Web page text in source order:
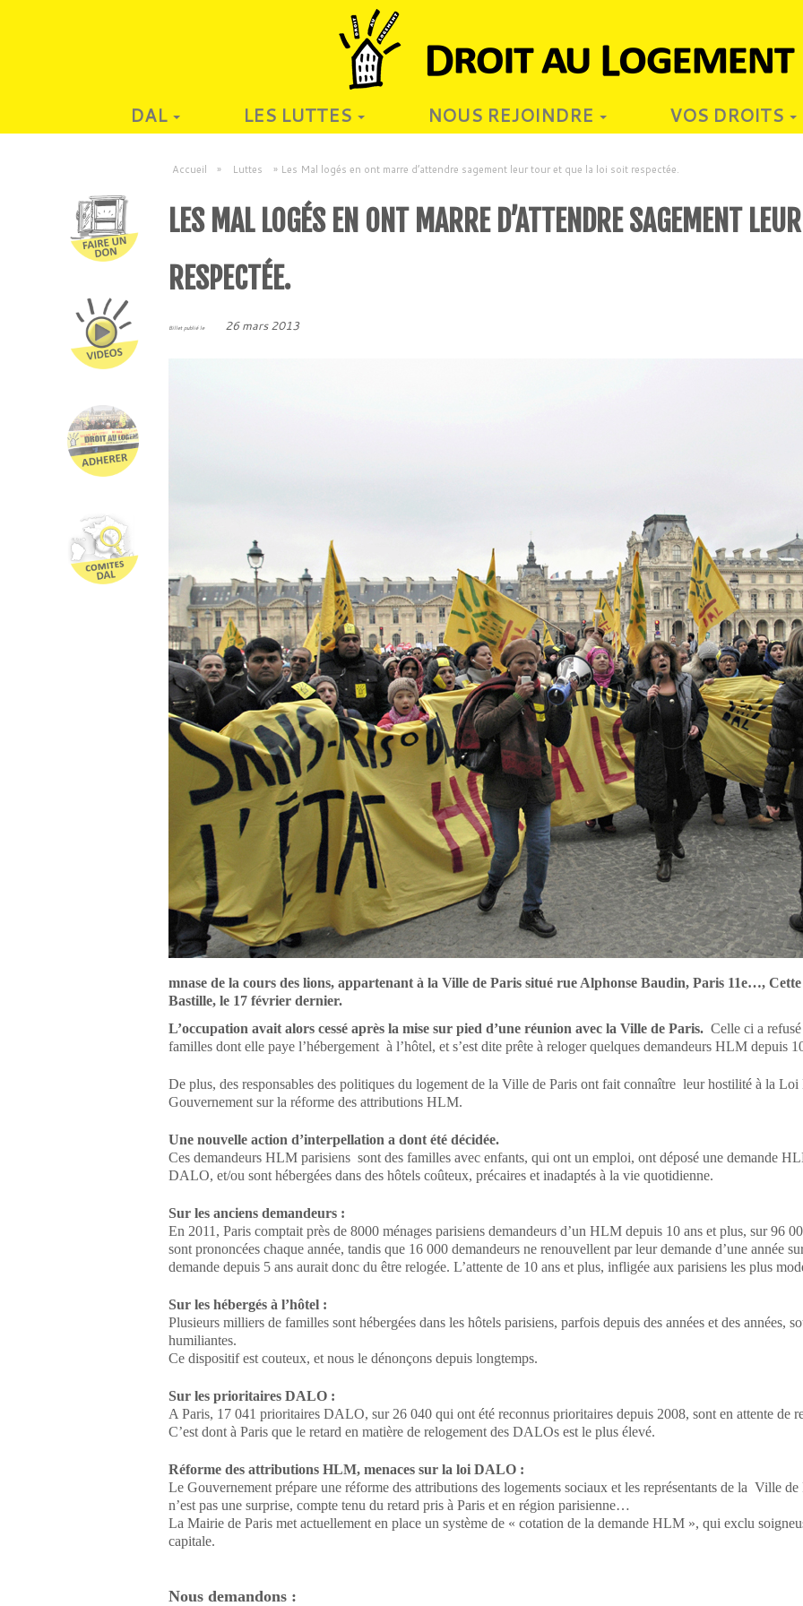
DAL LES LUTTES NOUS REJOINDRE VOS DROITS
Accueil » Luttes » Les Mal logés en ont marre d’attendre sagement leur tour et que la loi soit respectée.
LES MAL LOGÉS EN ONT MARRE D’ATTENDRE SAGEMENT
RESPECTÉE.
Billet publié le 26 mars 2013
mnase de la cours des lions, appartenant à la Ville de Paris situé rue Alphonse Baudin, Paris 11e…,
Bastille, le 17 février dernier.
L’occupation avait alors cessé après la mise sur pied d’une réunion avec la Ville de Paris.Celle ci a
familles dont elle paye l’hébergement à l’hôtel, et s’est dite prête à reloger quelques demandeurs HLM depuis
De plus, des responsables des politiques du logement de la Ville de Paris ont fait connaître leur hostilité à la
Gouvernement sur la réforme des attributions HLM.
Une nouvelle action d’interpellation a dont été décidée.
Ces demandeurs HLM parisiens sont des familles avec enfants, qui ont un emploi, ont déposé une demande
DALO, et/ou sont hébergées dans des hôtels coûteux, précaires et inadaptés à la vie quotidienne.
Sur les anciens demandeurs :
En 2011, Paris comptait près de 8000 ménages parisiens demandeurs d’un HLM depuis 10 ans et plus, sur 96
sont prononcées chaque année, tandis que 16 000 demandeurs ne renouvellent par leur demande d’une année
demande depuis 5 ans aurait donc du être relogée. L’attente de 10 ans et plus, infligée aux parisiens les plus
Sur les hébergés à l’hôtel :
Plusieurs milliers de familles sont hébergées dans les hôtels parisiens, parfois depuis des années et des années,
humiliantes.
Ce dispositif est couteux, et nous le dénonçons depuis longtemps.
Sur les prioritaires DALO :
A Paris, 17 041 prioritaires DALO, sur 26 040 qui ont été reconnus prioritaires depuis 2008, sont en attente de
C’est dont à Paris que le retard en matière de relogement des DALOs est le plus élevé.
Réforme des attributions HLM, menaces sur la loi DALO :
Le Gouvernement prépare une réforme des attributions des logements sociaux et les représentants de la Ville
n’est pas une surprise, compte tenu du retard pris à Paris et en région parisienne…
La Mairie de Paris met actuellement en place un système de « cotation de la demande HLM », qui exclu
capitale.
Nous demandons :